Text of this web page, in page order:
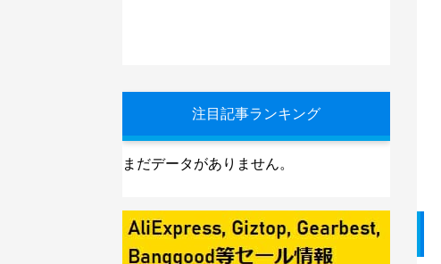
注目記事ランキング
まだデータがありません。